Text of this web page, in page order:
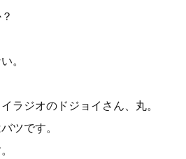
。
ラジオのドジョイさん、丸。
ツです。